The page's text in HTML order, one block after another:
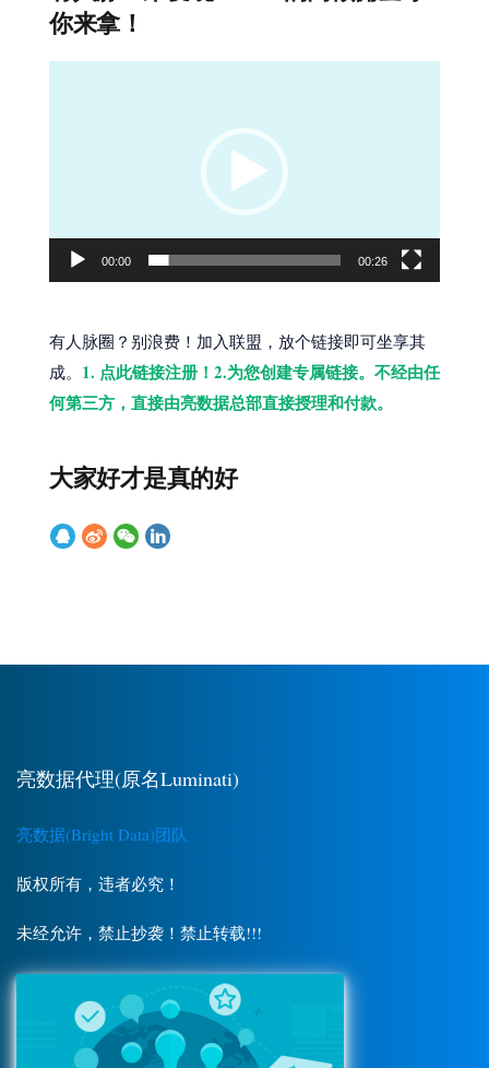
你来拿！
00:00 00:26
有人脉圈？别浪费！加入联盟，放个链接即可坐享其
成。 1. 点此链接注册！2.为您创建专属链接。不经由任
何第三方，直接由亮数据总部直接授理和付款。
大家好才是真的好
亮数据代理(原名Luminati)
亮数据(Bright Data)团队
版权所有，违者必究！
未经允许，禁止抄袭！禁止转载!!!